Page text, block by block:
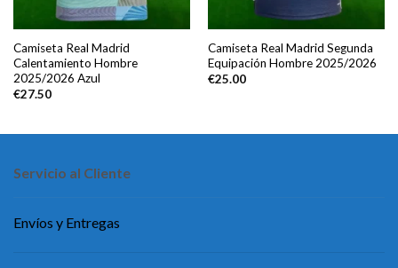
Camiseta Real Madrid
Calentamiento Hombre
2025/2026 Azul
€27.50
Camiseta Real Madrid Segunda
Equipación Hombre 2025/2026
€25.00
Servicio al Cliente
Envíos y Entregas